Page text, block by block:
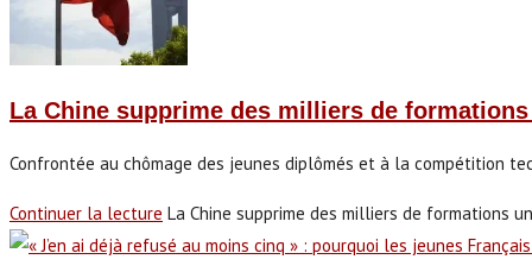
La Chine supprime des milliers de
Confrontée au chômage des jeunes diplômés et à la compétition
Continuer la lecture La Chine supprime des milliers de formations